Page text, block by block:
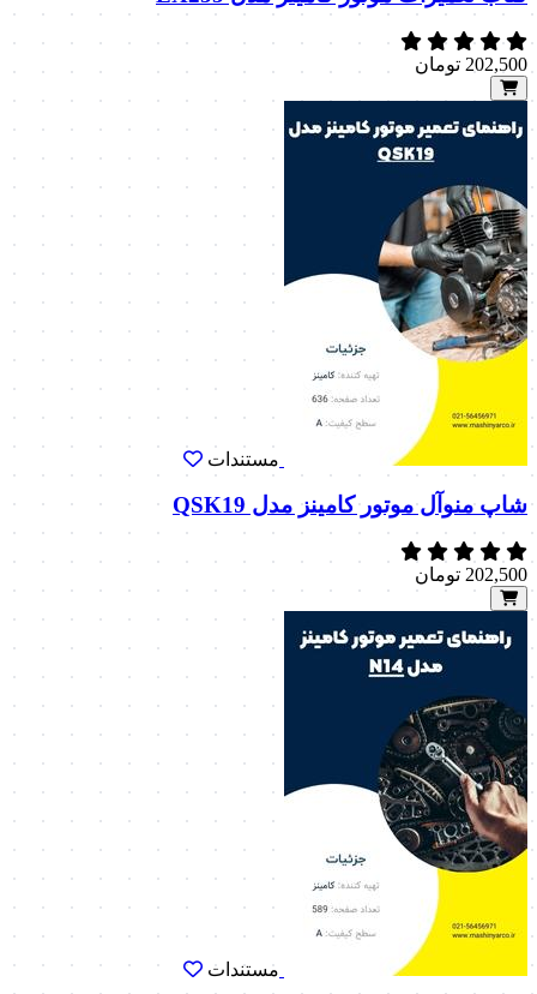
202,500 تومان
مستندات
شاپ منوآل موتور کامینز مدل QSK19
202,500 تومان
مستندات